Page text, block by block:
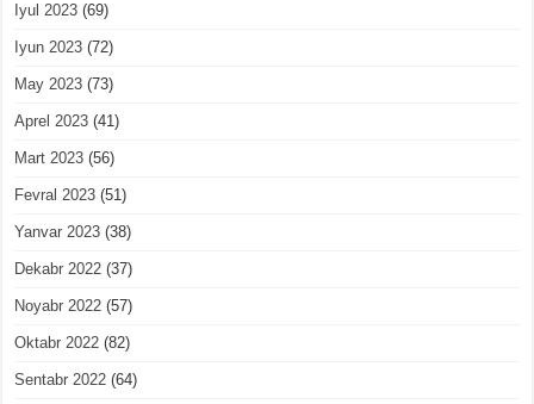
Iyul 2023 (69)
Iyun 2023 (72)
May 2023 (73)
Aprel 2023 (41)
Mart 2023 (56)
Fevral 2023 (51)
Yanvar 2023 (38)
Dekabr 2022 (37)
Noyabr 2022 (57)
Oktabr 2022 (82)
Sentabr 2022 (64)